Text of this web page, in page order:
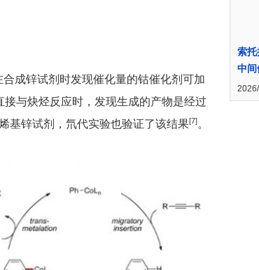
成锌试剂时发现催化量的钴催化剂可加
接与炔烃反应时，发现生成的产物是经过
基锌试剂，氘代实验也验证了该结果[7] 。
索托
中间